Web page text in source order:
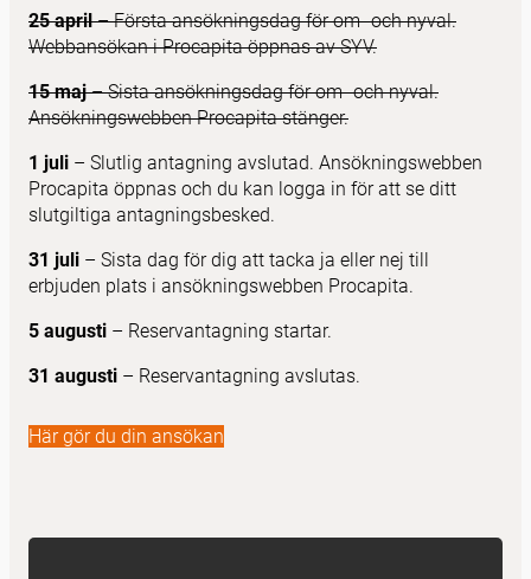
25 april– Första ansökningsdag för om- och nyval.
Webbansökan i Procapita öppnas av SYV.
15 maj– Sista ansökningsdag för om- och nyval.
Ansökningswebben Procapita stänger.
1 juli – Slutlig antagning avslutad. Ansökningswebben
Procapita öppnas och du kan logga in för att se ditt
slutgiltiga antagningsbesked.
31 juli – Sista dag för dig att tacka ja eller nej till
erbjuden plats i ansökningswebben Procapita.
5 augusti – Reservantagning startar.
31 augusti – Reservantagning avslutas.
Här gör du din ansökan